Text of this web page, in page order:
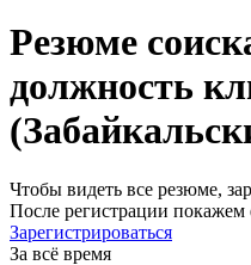
Резюме
должность
Чтобы видеть все резюме,
После регистрации
Зарегистрироваться
За всё время